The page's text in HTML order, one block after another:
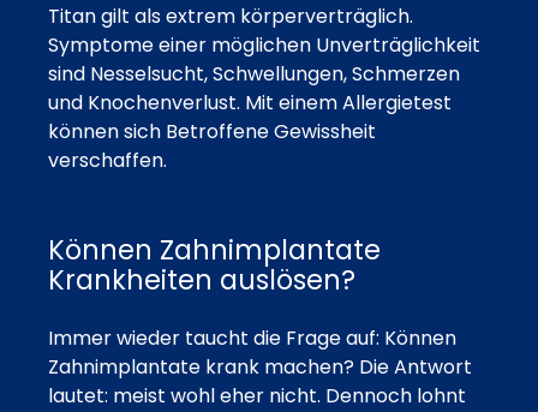
Titan gilt als extrem körperverträglich.
Symptome einer möglichen Unverträglichkeit
sind Nesselsucht, Schwellungen, Schmerzen
und Knochenverlust. Mit einem Allergietest
können sich Betroffene Gewissheit
verschaffen.
Können Zahnimplantate
Krankheiten auslösen?
Immer wieder taucht die Frage auf: Können
Zahnimplantate krank machen? Die Antwort
lautet: meist wohl eher nicht. Dennoch lohnt